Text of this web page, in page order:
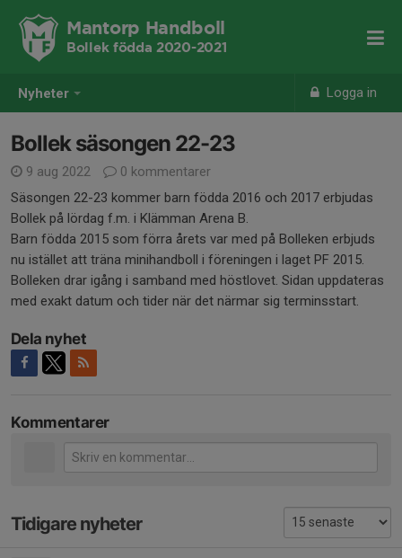
Nyheter Logga in
Mantorp Handboll
Bollek födda 2020-2021
Bollek säsongen 22-23
9 aug 2022
0 kommentarer
Säsongen 22-23 kommer barn födda 2016 och 2017 erbjudas
Bollek på lördag f.m. i Klämman Arena B.
Barn födda 2015 som förra årets var med på Bolleken erbjuds
nu istället att träna minihandboll i föreningen i laget PF 2015.
Bolleken drar igång i samband med höstlovet. Sidan uppdateras
med exakt datum och tider när det närmar sig terminsstart.
Dela nyhet
Kommentarer
Tidigare nyheter